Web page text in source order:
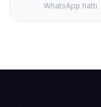
WhatsApp hattı